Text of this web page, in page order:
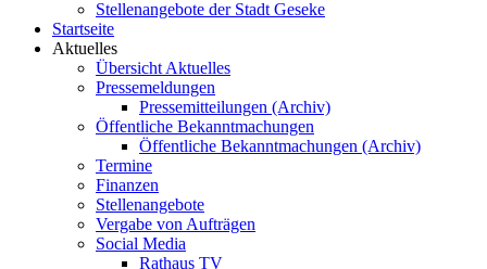
Stellenangebote der Stadt Geseke
Startseite
Aktuelles
Übersicht Aktuelles
Pressemeldungen
Pressemitteilungen (Archiv)
Öffentliche Bekanntmachungen
Öffentliche Bekanntmachungen (Archiv)
Termine
Finanzen
Stellenangebote
Vergabe von Aufträgen
Social Media
Rathaus TV